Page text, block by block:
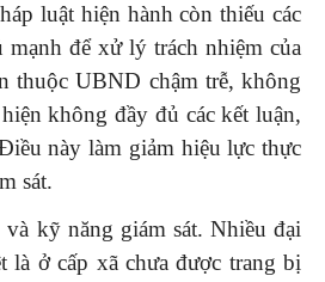
luật hiện hành còn thiếu các
mạnh để xử lý trách nhiệm của
thuộc UBND chậm trễ, không
không đầy đủ các kết luận,
này làm giảm hiệu lực thực
sát.
kỹ năng giám sát. Nhiều đại
là ở cấp xã chưa được trang bị